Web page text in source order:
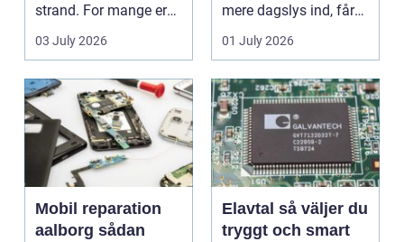
strand. For mange er
en stabil intern...
03 July 2026
mere dagslys ind, får
hjem og erhvervs...
01 July 2026
Mobil reparation
aalborg sådan
Elavtal så väljer du
tryggt och smart